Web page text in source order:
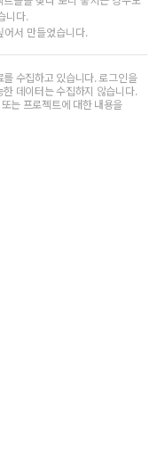
니다.
서 만들었습니다.
를 수집하고 있습니다. 로그인을
데이터는 수집하지 않습니다.
는 프로젝트에 대한 내용을